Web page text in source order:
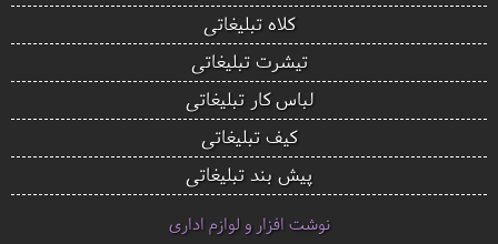
کلاه تبلیغاتی
تیشرت تبلیغاتی
لباس کار تبلیغاتی
کیف تبلیغاتی
پیش بند تبلیغاتی
نوشت افزار و لوازم اداری